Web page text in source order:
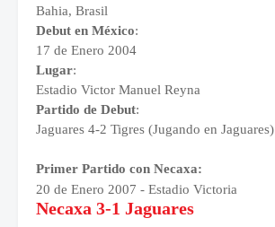
Bahia, Brasil
Debut en México:
17 de Enero 2004
Lugar:
Estadio Victor Manuel Reyna
Partido de Debut:
Jaguares 4-2 Tigres (Jugando en Jaguares)
Primer Partido con Necaxa:
20 de Enero 2007 - Estadio Victoria
Necaxa 3-1 Jaguares